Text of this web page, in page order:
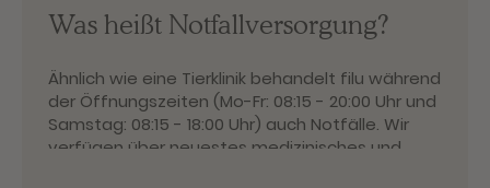
Was heißt Notfallversorgung?
Ähnlich wie eine Tierklinik behandelt filu während
der Öffnungszeiten (Mo-Fr: 08:15 - 20:00 Uhr und
Samstag: 08:15 - 18:00 Uhr) auch Notfälle. Wir
verfügen über neuestes medizinisches und